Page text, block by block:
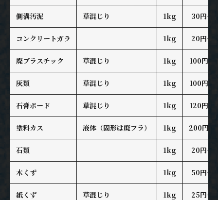
側溝汚泥 草混じり 1kg 30円～
コンクリートガラ 1kg 20円～
廃プラスチック 草混じり 1kg 100円～
灰類 草混じり 1kg 100円～
石膏ボード 草混じり 1kg 120円～
塗料カス 液体（固形は廃プラ） 1kg 200円～
石類 1kg 20円～
木くず 1kg 50円～
紙くず 草混じり 1kg 25円～